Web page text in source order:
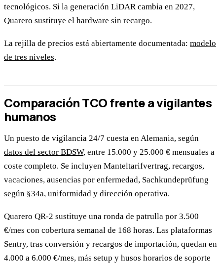
tecnológicos. Si la generación LiDAR cambia en 2027,
Quarero sustituye el hardware sin recargo.
La rejilla de precios está abiertamente documentada: modelo
de tres niveles.
Comparación TCO frente a vigilantes
humanos
Un puesto de vigilancia 24/7 cuesta en Alemania, según
datos del sector BDSW, entre 15.000 y 25.000 € mensuales a
coste completo. Se incluyen Manteltarifvertrag, recargos,
vacaciones, ausencias por enfermedad, Sachkundeprüfung
según §34a, uniformidad y dirección operativa.
Quarero QR-2 sustituye una ronda de patrulla por 3.500
€/mes con cobertura semanal de 168 horas. Las plataformas
Sentry, tras conversión y recargos de importación, quedan en
4.000 a 6.000 €/mes, más setup y husos horarios de soporte